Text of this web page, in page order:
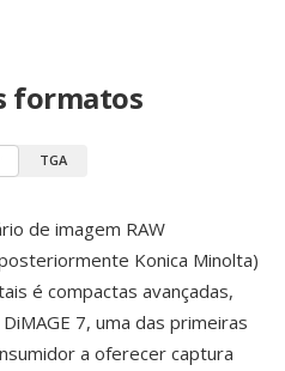
formatos
TGA
de imagem RAW
Konica Minolta)
é compactas avançadas,
7, uma das primeiras
a oferecer captura